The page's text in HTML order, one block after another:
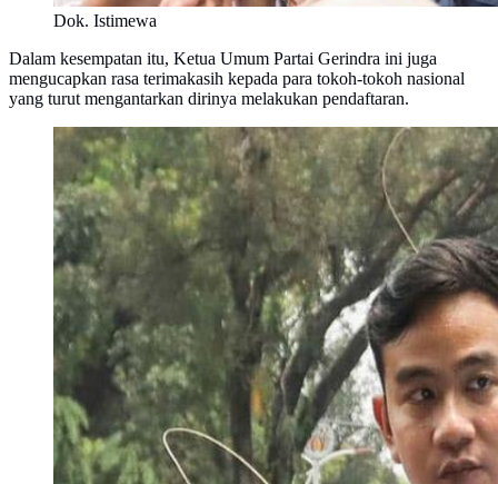
Dok. Istimewa
Dalam kesempatan itu, Ketua Umum Partai Gerindra ini juga
mengucapkan rasa terimakasih kepada para tokoh-tokoh nasional
yang turut mengantarkan dirinya melakukan pendaftaran.